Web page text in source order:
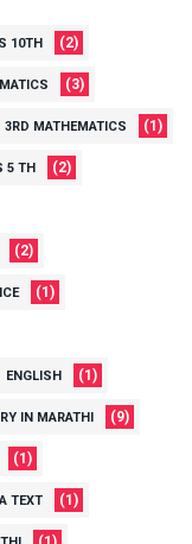
10TH (2)
(3)
3RD MATHEMATICS (1)
5 TH (2)
(2)
(1)
ENGLISH (1)
IN MARATHI (9)
(1)
TEXT (1)